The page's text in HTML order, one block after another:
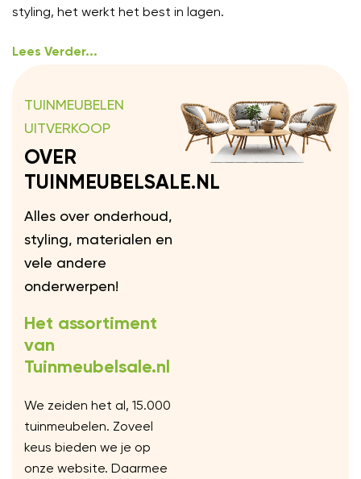
styling, het werkt het best in lagen.
Lees Verder...
TUINMEUBELEN
UITVERKOOP
OVER
TUINMEUBELSALE.NL
Alles over onderhoud,
styling, materialen en
vele andere
onderwerpen!
Het assortiment
van
Tuinmeubelsale.nl
We zeiden het al, 15.000
tuinmeubelen. Zoveel
keus bieden we je op
onze website. Daarmee